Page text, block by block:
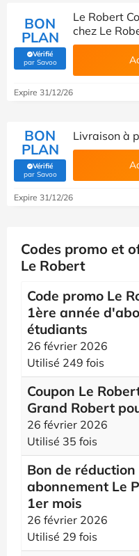
BON
PLAN
Vérifié
par Savoo(Vérifié par Savoo)
Le Robert
chez Le
Expire 31/12/26
BON
PLAN
Vérifié
par Savoo(Vérifié par Savoo)
Livraison à
Expire 31/12/26
Codes promo et
Le Robert
Code promo Le
1ère année
étudiants
26 février 2026
Utilisé 249 fois
Coupon Le
Grand Robert
26 février 2026
Utilisé 35 fois
Bon de réduction
abonnement Le
1er mois
26 février 2026
Utilisé 29 fois